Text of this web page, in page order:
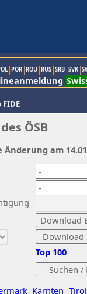
POR ROU RUS SRB SVK
FIDE
ÖSB
Kärnten Tirol
Top 100
Änderung am